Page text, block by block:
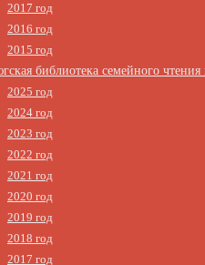
2017 год
2016 год
2015 год
библиотека семейного
2025 год
2024 год
2023 год
2022 год
2021 год
2020 год
2019 год
2018 год
2017 год